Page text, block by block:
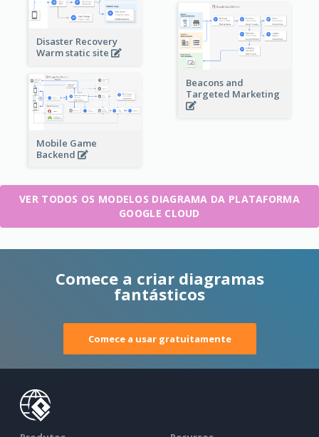
Disaster Recovery
Warm static site
Beacons and
Targeted Marketing
Mobile Game
Backend
VER TODOS OS MODELOS DIAGRAMA DA PLATAFORMA
GOOGLE CLOUD
Comece a criar diagramas
fantásticos
Comece a usar gratuitamente